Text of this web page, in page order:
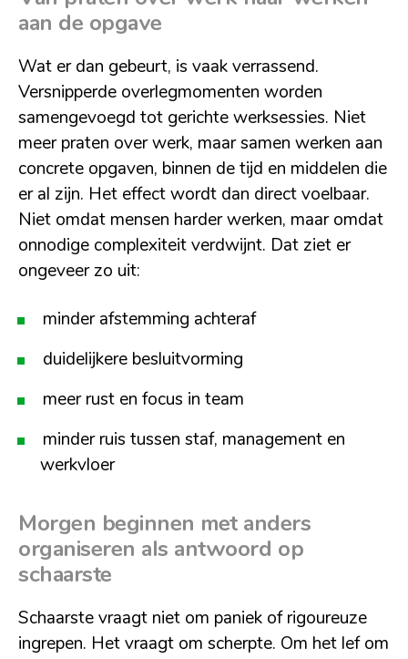
aan de opgave
Wat er dan gebeurt, is vaak verrassend.
Versnipperde overlegmomenten worden
samengevoegd tot gerichte werksessies. Niet
meer praten over werk, maar samen werken aan
concrete opgaven, binnen de tijd en middelen die
er al zijn. Het effect wordt dan direct voelbaar.
Niet omdat mensen harder werken, maar omdat
onnodige complexiteit verdwijnt. Dat ziet er
ongeveer zo uit:
minder afstemming achteraf
duidelijkere besluitvorming
meer rust en focus in team
minder ruis tussen staf, management en
werkvloer
Morgen beginnen met anders
organiseren als antwoord op
schaarste
Schaarste vraagt niet om paniek of rigoureuze
ingrepen. Het vraagt om scherpte. Om het lef om